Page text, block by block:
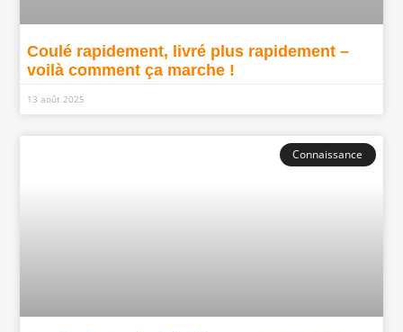
Coulé rapidement, livré plus rapidement –
voilà comment ça marche !
13 août 2025
Connaissance